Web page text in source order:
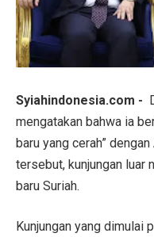
Syiahindonesia.com -
mengatakan bahwa ia
baru yang cerah”
tersebut, kunjungan luar
baru Suriah.
Kunjungan yang dimulai